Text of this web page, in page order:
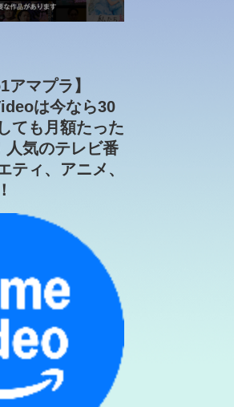
アマプラ】
は今なら30
ても月額たった
人気のテレビ番
ティ、アニメ、